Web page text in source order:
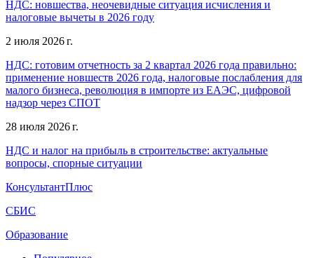
НДС: новшества, неочевидные ситуация исчисления и
налоговые вычеты в 2026 году
2 июля 2026 г.
НДС: готовим отчетность за 2 квартал 2026 года правильно:
применение новшеств 2026 года, налоговые послабления для
малого бизнеса, революция в импорте из ЕАЭС, цифровой
надзор через СПОТ
28 июля 2026 г.
НДС и налог на прибыль в строительстве: актуальные
вопросы, спорные ситуации
КонсультантПлюс
СБИС
Образование